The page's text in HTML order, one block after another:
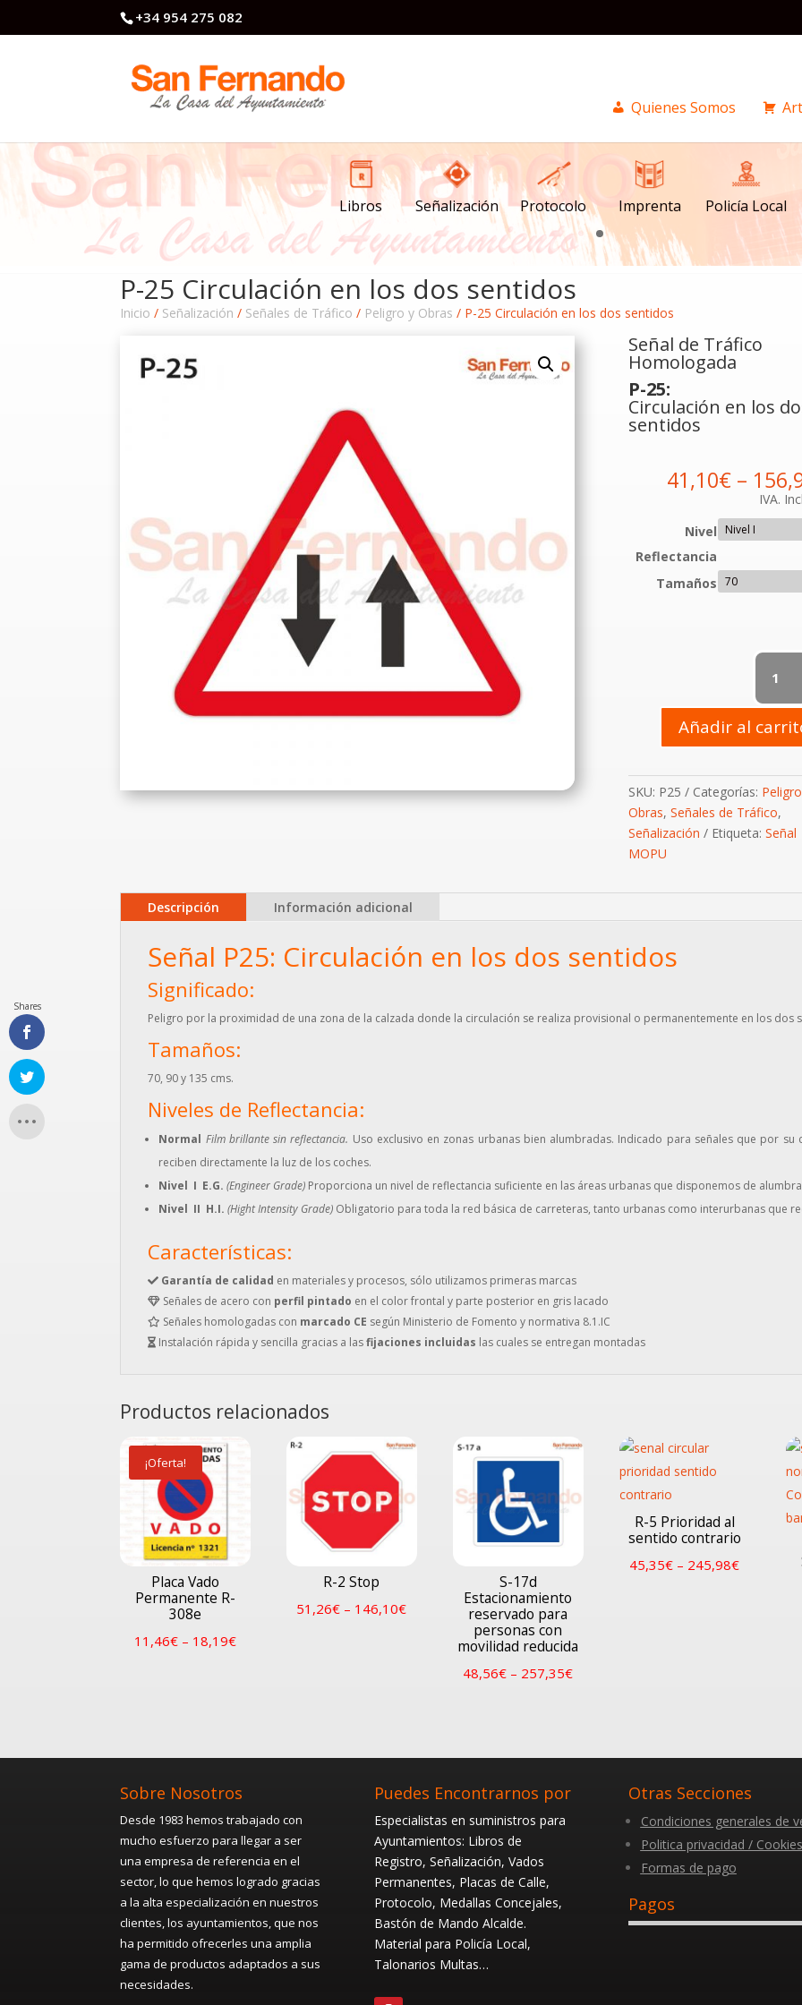
+34 954 275 082
Quienes Somos
Libros Señalización Protocolo Imprenta Policía Local
P-25 Circulación en los dos sentidos
Inicio / Señalización / Señales de Tráfico / Peligro y Obras / P-25 Circulación en los dos sentidos
Señal de Tráfico
Homologada
P-25:
Circulación en los
sentidos
41,10€–
IVA.
Nivel
Reflectancia
Tamaños
P-
en
cantidad
Añadir al
SKU: P25 Categorías:
Obras, Señales de Tráfico,
Señalización
Etiqueta: Señal
MOPU
Descripción Información adicional
Señal P25: Circulación en los dos sentidos
Significado:
Peligro por la proximidad de una zona de la calzada donde la circulación se realiza provisional o permanentemente en los dos
Tamaños:
70, 90 y 135 cms.
Niveles de Reflectancia:
Normal Film brillante sin reflectancia. Uso exclusivo en zonas urbanas bien alumbradas. Indicado para señales que por
reciben directamente la luz de los coches.
Nivel I E.G.(Engineer Grade) Proporciona un nivel de reflectancia suficiente en las áreas urbanas que disponemos de
Nivel II H.I.(Hight Intensity Grade) Obligatorio para toda la red básica de carreteras, tanto urbanas como interurbanas que
Características:
Garantía de calidad en materiales y procesos, sólo utilizamos primeras marcas
Señales de acero con perfil pintado en el color frontal y parte posterior en gris lacado
Señales homologadas con marcado CE según Ministerio de Fomento y normativa 8.1.IC
Instalación rápida y sencilla gracias a lasfijaciones incluidas las cuales se entregan montadas
Productos relacionados
¡Oferta!
Placa Vado
Permanente R-
308e
11,46€– 18,19€
R-2 Stop
51,26€ – 146,10€
S-17d
Estacionamiento
reservado para
personas con
movilidad reducida
48,56€ – 257,35€
R-5 Prioridad al
sentido contrario
45,35€ – 245,98€
Sobre Nosotros
Desde 1983 hemos trabajado con
mucho esfuerzo para llegar a ser
una empresa de referencia en el
sector, lo que hemos logrado gracias
a la alta especialización en nuestros
clientes, los ayuntamientos, que nos
ha permitido ofrecerles una amplia
gama de productos adaptados a sus
necesidades.
Puedes Encontrarnos por
Especialistas en suministros para
Ayuntamientos: Libros de
Registro, Señalización, Vados
Permanentes, Placas de Calle,
Protocolo, Medallas Concejales,
Bastón de Mando Alcalde.
Material para Policía Local,
Talonarios Multas…
Otras Secciones
Condiciones generales de
Politica privacidad / Cookies
Formas de pago
Pagos
Shares